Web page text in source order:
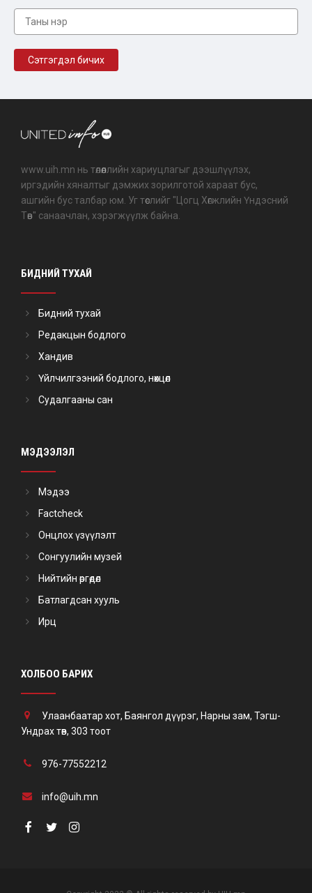
www.uih.mn нь төлөөллийн хариуцлагыг дээшлүүлэх,
иргэдийн хяналтыг дэмжих зорилготой хараат бус,
ашгийн бус талбар юм. Уг төслийг "Цогц Хөгжлийн Үндэсний
Төв" санаачлан, хэрэгжүүлж байна.
БИДНИЙ ТУХАЙ
Бидний тухай
Редакцын бодлого
Хандив
Үйлчилгээний бодлого, нөхцөл
Судалгааны сан
МЭДЭЭЛЭЛ
Мэдээ
Factcheck
Онцлох үзүүлэлт
Сонгуулийн музей
Нийтийн өргөдөл
Батлагдсан хууль
Ирц
ХОЛБОО БАРИХ
Улаанбаатар хот, Баянгол дүүрэг, Нарны зам, Тэгш-
Ундрах төв, 303 тоот
976-77552212
info@uih.mn